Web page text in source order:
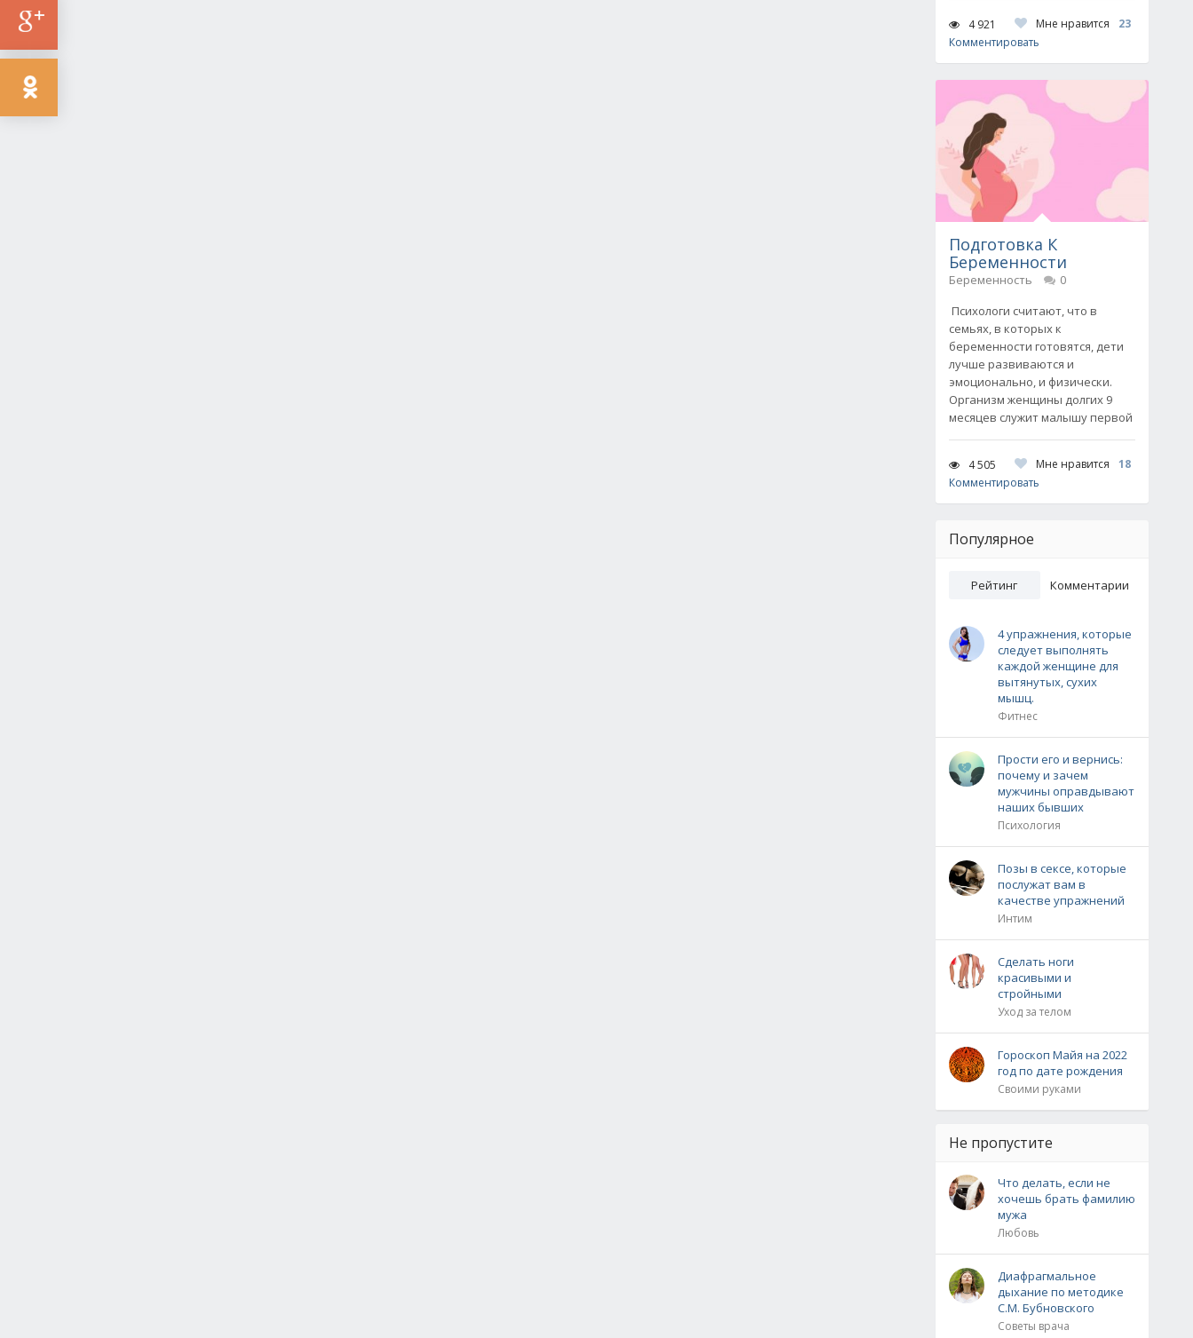
4 921 Мне нравится
23
Комментировать
Подготовка К
Беременности
Беременность
0
Психологи считают, что в
семьях, в которых к
беременности готовятся, дети
лучше развиваются и
эмоционально, и физически.
Организм женщины долгих 9
месяцев служит малышу первой
4 505 Мне нравится
18
Комментировать
Популярное
Рейтинг Комментарии
4 упражнения, которые
следует выполнять
каждой женщине для
вытянутых, сухих
мышц.
Фитнес
Прости его и вернись:
почему и зачем
мужчины оправдывают
наших бывших
Психология
Позы в сексе, которые
послужат вам в
качестве упражнений
Интим
Сделать ноги
красивыми и
стройными
Уход за телом
Гороскоп Майя на 2022
год по дате рождения
Своими руками
Не пропустите
Что делать, если не
хочешь брать фамилию
мужа
Любовь
Диафрагмальное
дыхание по методике
С.М. Бубновского
Советы врача